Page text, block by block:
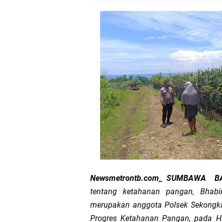
Tim URC Polres
Polsek Gunungsari
Samapta Polresta
Kapolsek Selaparang
Sosialisasi Pilkades
Kapolsek Lingsar
Sambut HUT RI ke-
Dua Residivis
Newsmetrontb.com_ SUMBAWA
tentang ketahanan pangan,
merupakan anggota Polsek
Progres Ketahanan Pangan, pada